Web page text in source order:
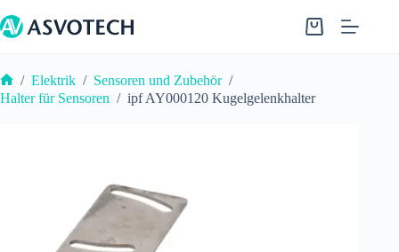
Inhalt
springen
Warenkorb
Start
/ Elektrik / Sensoren und Zubehör /
Halter für Sensoren / ipf AY000120 Kugelgelenkhalter